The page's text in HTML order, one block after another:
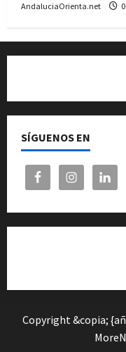
AndaluciaOrienta.net
SÍGUENOS EN
Copyright &copia;